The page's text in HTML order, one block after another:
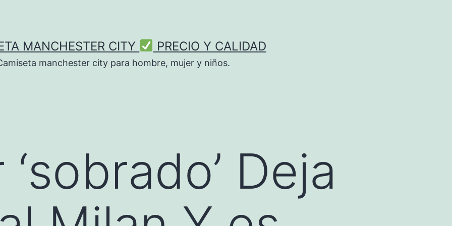
MANCHESTER CITY PRECIO Y CALIDAD
manchester city para hombre, mujer y niños.
Deja